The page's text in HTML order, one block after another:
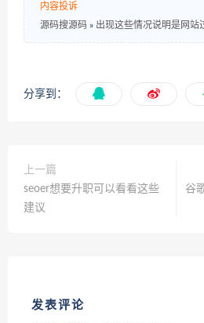
内容投诉
源码搜源码 » 出现这些情况说明是网站
分享到：
上一篇
seoer想要升职可以看看这些
建议
谷
发表评论